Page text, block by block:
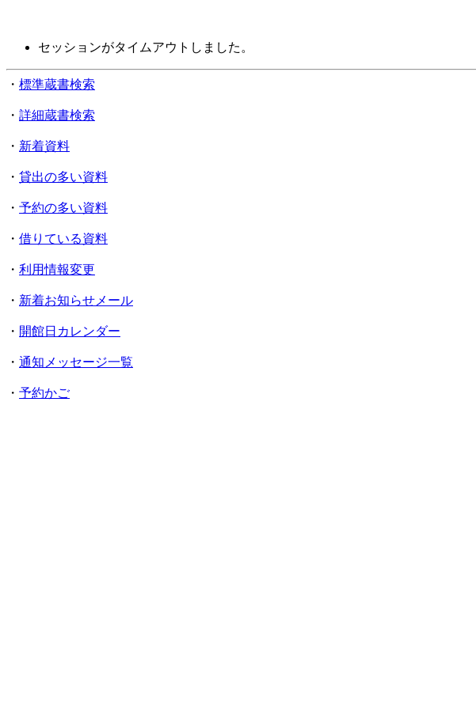
セッションがタイムアウトしました。
・ 標準蔵書検索
・ 詳細蔵書検索
・ 新着資料
・ 貸出の多い資料
・ 予約の多い資料
・ 借りている資料
・ 利用情報変更
・ 新着お知らせメール
・ 開館日カレンダー
・ 通知メッセージ一覧
・ 予約かご